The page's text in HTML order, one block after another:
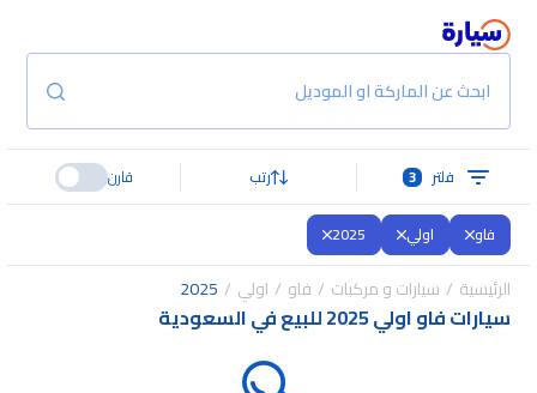
ابحث عن الماركة او الموديل
فلتر 3 رتب قارن
فاو اولي 2025
الرئيسية سيارات و مركبات فاو اولي 2025
سيارات فاو اولي 2025 للبيع في السعودية